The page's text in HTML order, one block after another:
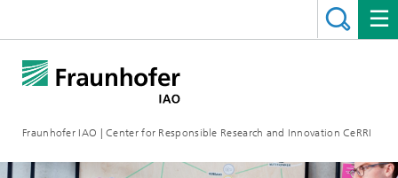
Fraunhofer IAO | Center for Responsible Research and Innovation CeRRI